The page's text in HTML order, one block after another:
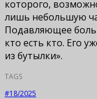
которого,
лишь небольшую
Подавляющее
кто есть кто. Его
из бутылки».
TAGS
#18/2025